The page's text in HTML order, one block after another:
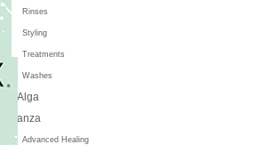
Rinses
Styling
Treatments
Washes
L'Alga
L'anza
Advanced Healing